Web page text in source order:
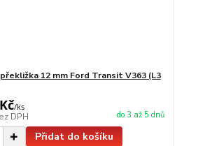
12 mm Ford Transit V363 (L3
/ks
DPH do 3 až 5 dnů
Přidat do košíku